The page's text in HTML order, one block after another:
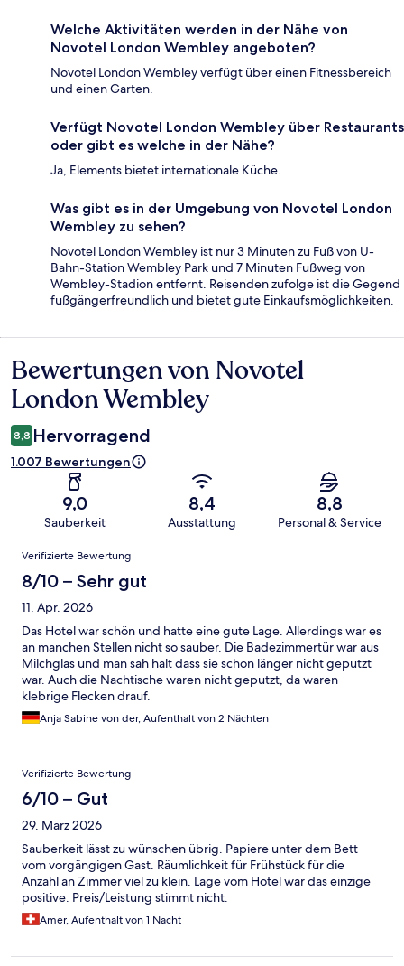
Welche Aktivitäten werden in der Nähe von
Novotel London Wembley angeboten?
Novotel London Wembley verfügt über einen Fitnessbereich
und einen Garten.
Verfügt Novotel London Wembley über Restaurants
oder gibt es welche in der Nähe?
Ja, Elements bietet internationale Küche.
Was gibt es in der Umgebung von Novotel London
Wembley zu sehen?
Novotel London Wembley ist nur 3 Minuten zu Fuß von U-
Bahn-Station Wembley Park und 7 Minuten Fußweg von
Wembley-Stadion entfernt. Reisenden zufolge ist die Gegend
fußgängerfreundlich und bietet gute Einkaufsmöglichkeiten.
Bewertungen
Bewertungen von Novotel
London Wembley
8,8 Hervorragend
1.007 Bewertungen
9,0
Sauberkeit
8,4
Ausstattung
8,8
Personal & Service
Bewertungen
Verifizierte Bewertung
8/10 – Sehr gut
11. Apr. 2026
Das Hotel war schön und hatte eine gute Lage. Allerdings war es
an manchen Stellen nicht so sauber. Die Badezimmertür war aus
Milchglas und man sah halt dass sie schon länger nicht geputzt
war. Auch die Nachtische waren nicht geputzt, da waren
klebrige Flecken drauf.
Anja Sabine von der, Aufenthalt von 2 Nächten
Verifizierte Bewertung
6/10 – Gut
29. März 2026
Sauberkeit lässt zu wünschen übrig. Papiere unter dem Bett
vom vorgängigen Gast. Räumlichkeit für Frühstück für die
Anzahl an Zimmer viel zu klein. Lage vom Hotel war das einzige
positive. Preis/Leistung stimmt nicht.
Amer, Aufenthalt von 1 Nacht